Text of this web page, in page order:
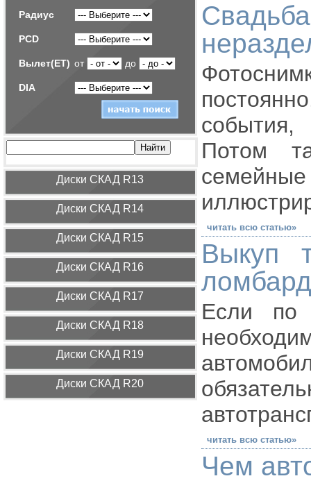
Радиус
PCD
Вылет(ET) от до
DIA
Диcки СКАД R13
Диcки СКАД R14
Диcки СКАД R15
Диcки СКАД R16
Диcки СКАД R17
Диcки СКАД R18
Диcки СКАД R19
Диcки СКАД R20
Потом
читать всю статью»
Выкуп
Если по
читать всю статью»
Чем